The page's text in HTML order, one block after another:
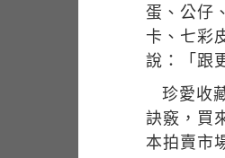
蛋、公仔
卡、七彩
說：「跟
珍愛收
訣竅，買
本拍賣市